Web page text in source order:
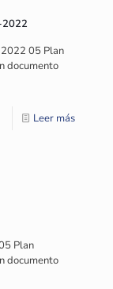
2022
05 Plan
documento
Leer más
Plan
documento